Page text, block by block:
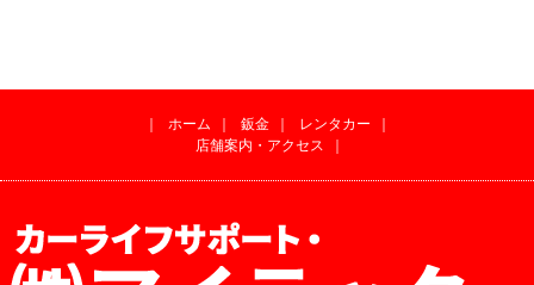
｜ ホーム ｜ 鈑金 ｜ レンタカー
｜
店舗案内・アクセス
｜